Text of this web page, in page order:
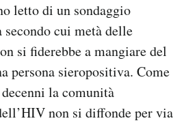
letto di un sondaggio
cui metà delle
si fiderebbe a mangiare del
persona sieropositiva. Come
la comunità
non si diffonde per via